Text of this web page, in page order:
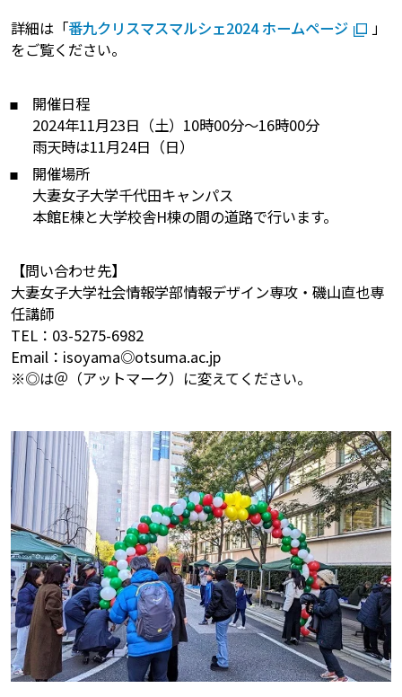
詳細は「番九クリスマスマルシェ2024 ホームページ
」
をご覧ください。
開催日程
2024年11月23日（土）10時00分～16時00分
雨天時は11月24日（日）
開催場所
大妻女子大学千代田キャンパス
本館E棟と大学校舎H棟の間の道路で行います。
【問い合わせ先】
大妻女子大学社会情報学部情報デザイン専攻・磯山直也専
任講師
TEL：03-5275-6982
Email：isoyama◎otsuma.ac.jp
※◎は＠（アットマーク）に変えてください。